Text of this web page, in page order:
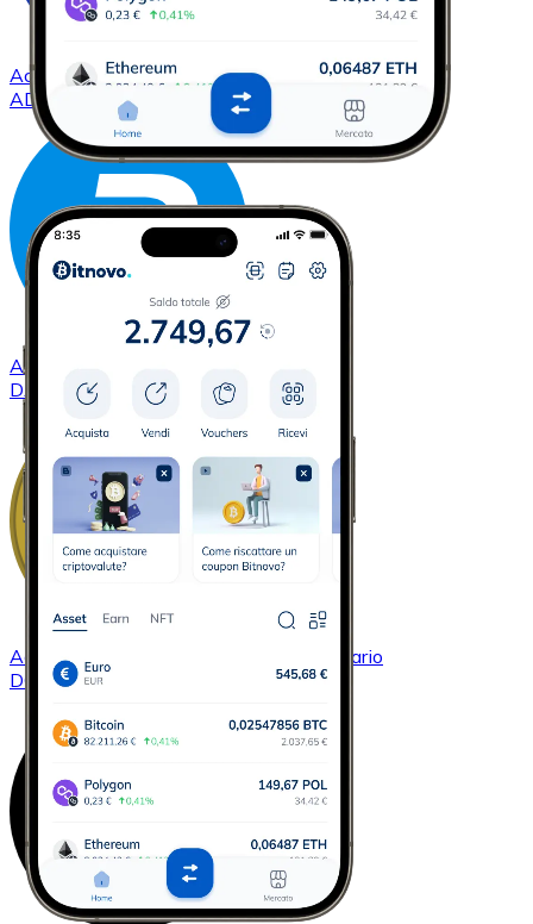
AcquistareCardano
con bonifico bancario
ADA
Acquistare
DASH
Acquistare
con bonifico bancario
DOGE